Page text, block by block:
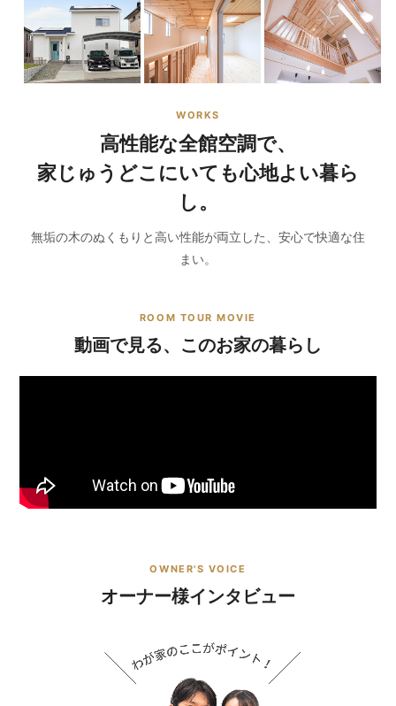
WORKS
高性能な全館空調で、
家じゅうどこにいても心地よい暮ら
し。
無垢の木のぬくもりと高い性能が両立した、安心で快適な住
まい。
ROOM TOUR MOVIE
動画で見る、このお家の暮らし
OWNER'S VOICE
オーナー様インタビュー